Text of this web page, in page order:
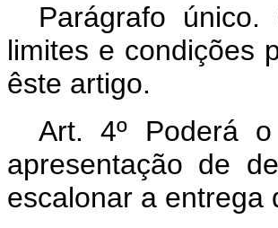
Parágrafo
limites e condições
êste artigo.
Art. 4º Poderá
apresentação de
escalonar a entrega